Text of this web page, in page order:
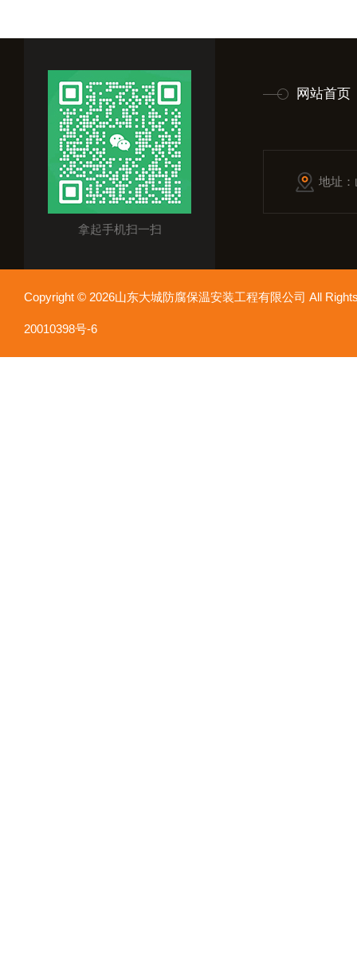
拿起手机扫一扫
网站首页
地址
Copyright © 2026山东大城防腐保温安装工程有限公司 All
20010398号-6